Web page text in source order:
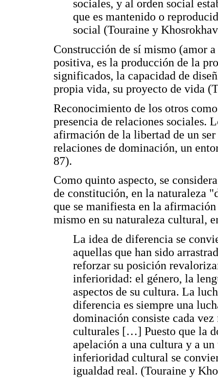
sociales, y al orden social
que es mantenido o
social (Touraine y
Construcción de sí mismo (amor
positiva, es la producción de la
significados, la capacidad de
propia vida, su proyecto de vida
Reconocimiento de los otros
presencia de relaciones
afirmación de la libertad de un
relaciones de dominación, un
87).
Como quinto aspecto, se
de constitución, en la naturaleza
que se manifiesta en la
mismo en su naturaleza cultural,
La idea de diferencia se
aquellas que han sido
reforzar su posición
inferioridad: el género, la
aspectos de su cultura. La
diferencia es siempre una
dominación consiste cada
culturales […] Puesto que la
apelación a una cultura y a
inferioridad cultural se
igualdad real. (Touraine y